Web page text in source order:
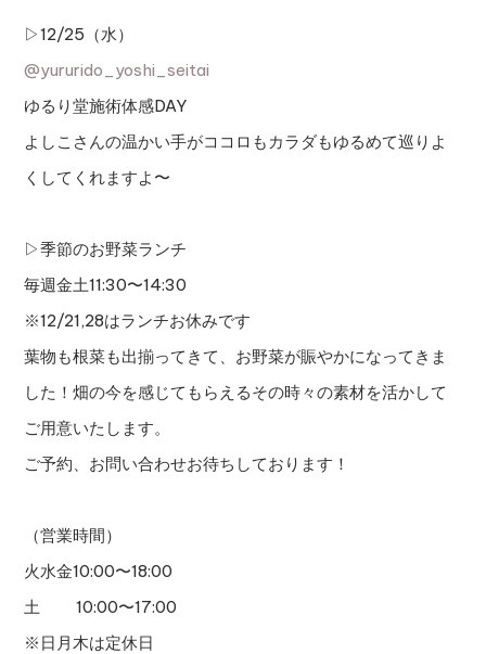
▷12/25（水）
@yururido_yoshi_seitai
ゆるり堂施術体感DAY
よしこさんの温かい手がココロもカラダもゆるめて巡りよ
くしてくれますよ〜
▷季節のお野菜ランチ
毎週金土11:30〜14:30
※12/21,28はランチお休みです
葉物も根菜も出揃ってきて、お野菜が賑やかになってきま
した！畑の今を感じてもらえるその時々の素材を活かして
ご用意いたします。
ご予約、お問い合わせお待ちしております！
（営業時間）
火水金10:00〜18:00
土 10:00〜17:00
※日月木は定休日